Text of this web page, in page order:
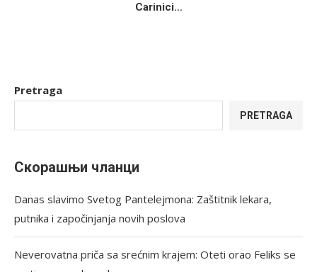
Carinici...
Pretraga
PRETRAGA
Скорашњи чланци
Danas slavimo Svetog Pantelejmona: Zaštitnik lekara,
putnika i započinjanja novih poslova
Neverovatna priča sa srećnim krajem: Oteti orao Feliks se